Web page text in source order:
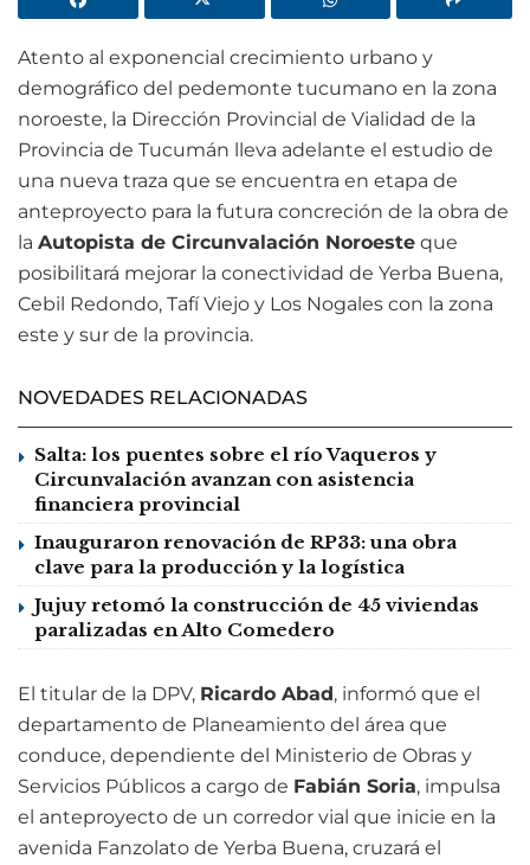
Atento al exponencial crecimiento urbano y
demográfico del pedemonte tucumano en la zona
noroeste, la Dirección Provincial de Vialidad de la
Provincia de Tucumán lleva adelante el estudio de
una nueva traza que se encuentra en etapa de
anteproyecto para la futura concreción de la obra de
la Autopista de Circunvalación Noroeste que
posibilitará mejorar la conectividad de Yerba Buena,
Cebil Redondo, Tafí Viejo y Los Nogales con la zona
este y sur de la provincia.
NOVEDADES RELACIONADAS
Salta: los puentes sobre el río Vaqueros y
Circunvalación avanzan con asistencia
financiera provincial
Inauguraron renovación de RP33: una obra
clave para la producción y la logística
Jujuy retomó la construcción de 45 viviendas
paralizadas en Alto Comedero
El titular de la DPV, Ricardo Abad, informó que el
departamento de Planeamiento del área que
conduce, dependiente del Ministerio de Obras y
Servicios Públicos a cargo de Fabián Soria, impulsa
el anteproyecto de un corredor vial que inicie en la
avenida Fanzolato de Yerba Buena, cruzará el